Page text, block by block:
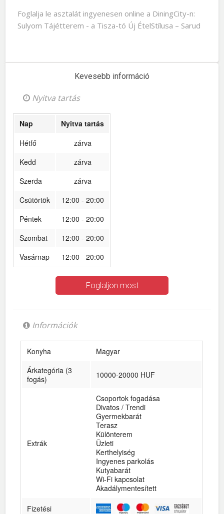
Foglalja le asztalát ingyenesen online a DiningCity-n:
Sulyom Tájétterem - a Tisza-tó Új ÉtelStílusa – Sarud
Kevesebb információ
Nyitva tartás
Nap
Nyitva tartás
Hétfő
zárva
Kedd
zárva
Szerda
zárva
Csütörtök
12:00 - 20:00
Péntek
12:00 - 20:00
Szombat
12:00 - 20:00
Vasárnap
12:00 - 20:00
Foglaljon most
Információk
Konyha
Magyar
Árkategória (3
fogás)
10000-20000 HUF
Extrák
Csoportok fogadása
Divatos / Trendi
Gyermekbarát
Terasz
Különterem
Üzleti
Kerthelyiség
Ingyenes parkolás
Kutyabarát
Wi-Fi kapcsolat
Akadálymentesített
Fizetési